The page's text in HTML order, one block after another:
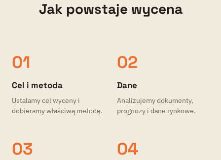
Jak powstaje wycena
01
Cel i metoda
Ustalamy cel wyceny i
dobieramy właściwą metodę.
02
Dane
Analizujemy dokumenty,
prognozy i dane rynkowe.
03 04